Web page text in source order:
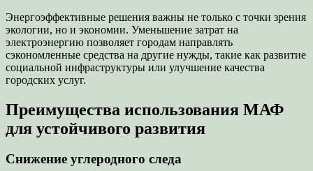
Энергоэффективные решения важны не только с точки зрения
экологии, но и экономии. Уменьшение затрат на
электроэнергию позволяет городам направлять
сэкономленные средства на другие нужды, такие как развитие
социальной инфраструктуры или улучшение качества
городских услуг.
Преимущества использования МАФ
для устойчивого развития
Снижение углеродного следа